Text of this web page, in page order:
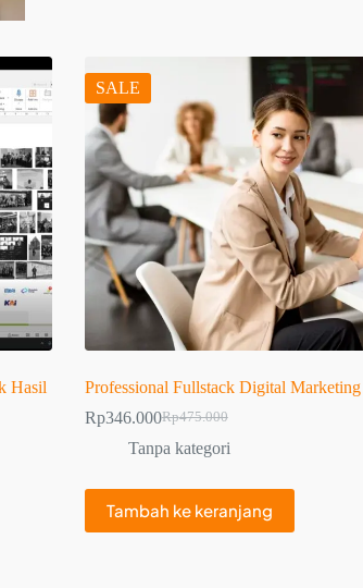
Hasil
SALE
Professional Fullstack Digital Marketing
Rp475.000
Rp346.000
Tanpa kategori
Tambah ke keranjang